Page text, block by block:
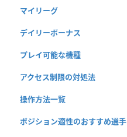
マイリーグ
デイリーボーナス
プレイ可能な機種
アクセス制限の対処法
操作方法一覧
ポジション適性のおすすめ選手